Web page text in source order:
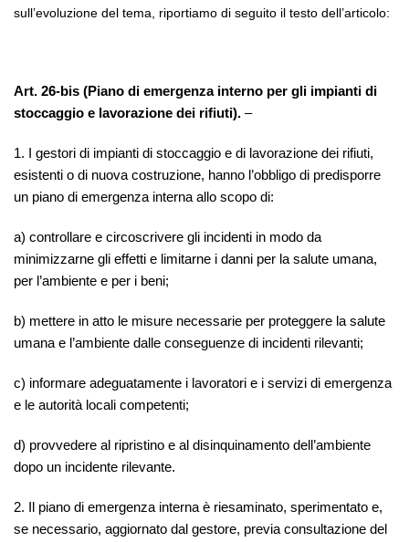
sull’evoluzione del tema, riportiamo di seguito il testo dell’articolo:
Art. 26-bis (Piano di emergenza interno per gli impianti di
stoccaggio e lavorazione dei rifiuti). –
1. I gestori di impianti di stoccaggio e di lavorazione dei rifiuti,
esistenti o di nuova costruzione, hanno l’obbligo di predisporre
un piano di emergenza interna allo scopo di:
a) controllare e circoscrivere gli incidenti in modo da
minimizzarne gli effetti e limitarne i danni per la salute umana,
per l’ambiente e per i beni;
b) mettere in atto le misure necessarie per proteggere la salute
umana e l’ambiente dalle conseguenze di incidenti rilevanti;
c) informare adeguatamente i lavoratori e i servizi di emergenza
e le autorità locali competenti;
d) provvedere al ripristino e al disinquinamento dell’ambiente
dopo un incidente rilevante.
2. Il piano di emergenza interna è riesaminato, sperimentato e,
se necessario, aggiornato dal gestore, previa consultazione del